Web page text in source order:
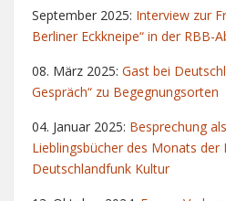
September 2025: Interview zur
Berliner Eckkneipe“ in der RBB-
08. März 2025: Gast bei
Gespräch“ zu Begegnungsorten
04. Januar 2025: Besprechung
Lieblingsbücher des Monats der
Deutschlandfunk Kultur